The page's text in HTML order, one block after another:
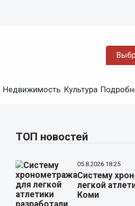
Недвижимость Культура
ТОП новостей
05.8.2026 18:25
Систему
легкой
Коми